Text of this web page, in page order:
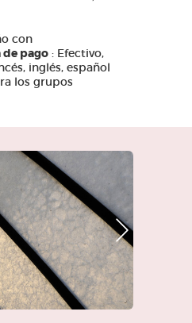
con
de pago : Efectivo,
inglés, español
los grupos